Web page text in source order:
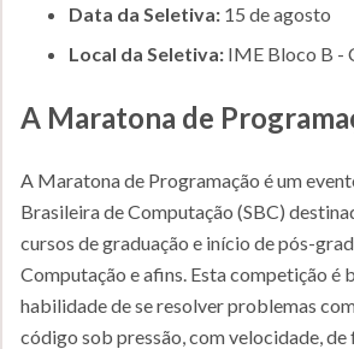
Data da Seletiva: 15 de agosto
Local da Seletiva: IME Bloco B -
A Maratona de
A Maratona de Programação é um
Brasileira de Computação (SBC)
cursos de graduação e início de pós-
Computação e afins. Esta competição é
habilidade de se resolver problemas
código sob pressão, com velocidade,